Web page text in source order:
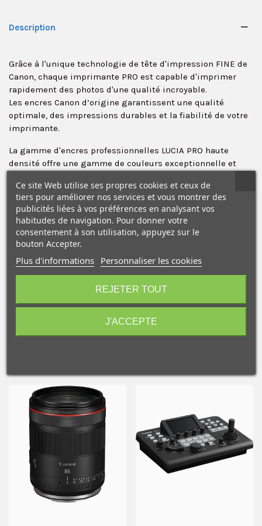
Description
Grâce à l'unique technologie de tête d'impression FINE de
Canon, chaque imprimante PRO est capable d'imprimer
rapidement des photos d'une qualité incroyable.
Les encres Canon d’origine garantissent une qualité
optimale, des impressions durables et la fiabilité de votre
imprimante.
La gamme d'encres professionnelles LUCIA PRO haute
densité offre une gamme de couleurs exceptionnelle et
garantit une longévité exceptionnelle des photos.
Le réservoir d'encre rouge de 80 ml vous permet
d'imprimer jusqu'à 5355 photos 10 × 15 cm ou 935 photos
au format A2.
NOS PRODUITS
Ce site Web utilise ses propres cookies et ceux de
tiers pour améliorer nos services et vous montrer des
publicités liées à vos préférences en analysant vos
habitudes de navigation. Pour donner votre
consentement à son utilisation, appuyez sur le
bouton Accepter.
Plus d'informations Personnaliser les cookies
REJETER TOUT
J'ACCEPTE
10€ OFFERTS sur votre
premier achat !
J'accepte de recevoir des SMS de la part de la marque.
Obtenir mon code promo.